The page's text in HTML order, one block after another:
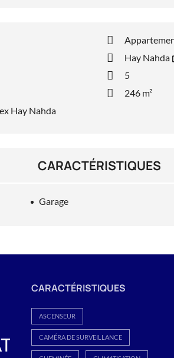
Hay Nahda
5
246 m²
Hay Nahda
CARACTÉRISTIQUES
Garage
CARACTÉRISTIQUES
ASCENSEUR
CAMÉRA DE SURVEILLANCE